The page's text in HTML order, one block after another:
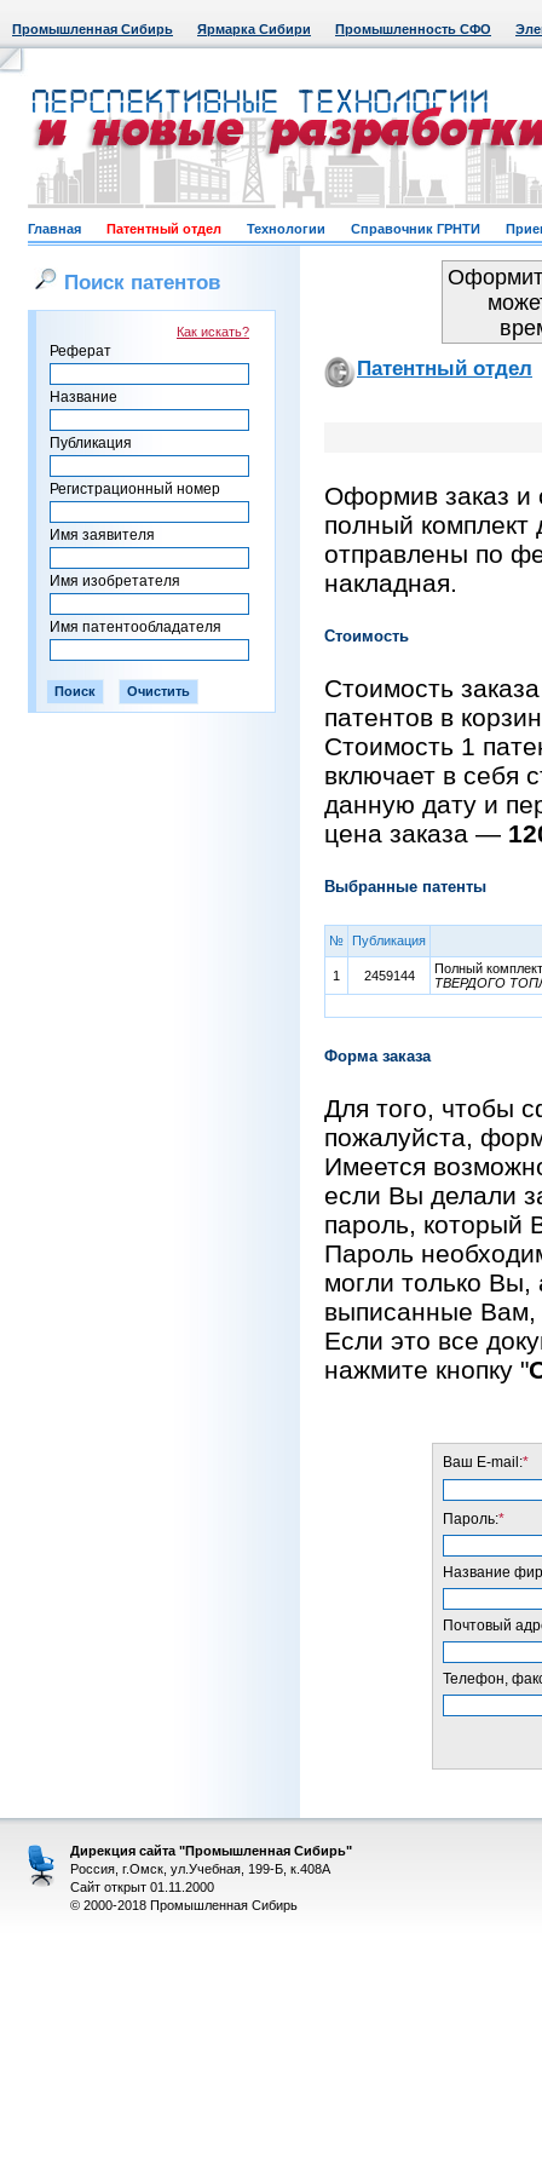
Промышленная Сибирь Ярмарка Сибири Промышленность СФО
Главная Патентный отдел Технологии Справочник ГРНТИ
Поиск патентов
Как искать?
Реферат
Название
Публикация
Регистрационный номер
Имя заявителя
Имя изобретателя
Имя патентообладателя
Патентный отдел
Оформив заказ и
полный комплект
отправлены по
накладная.
Стоимость
Стоимость
патентов в
Стоимость 1
включает в себя
данную дату и
цена заказа —
Выбранные патенты
№ Публикация
1 2459144
Полный
ТВЕРДОГО
Форма заказа
Для того, чтобы
пожалуйста,
Имеется
если Вы делали
пароль, который
Пароль
могли только Вы,
выписанные Вам,
Если это все
нажмите кнопку "
Ваш E-mail:*
Пароль:*
Название
Почтовый
Телефон,
Дирекция сайта "Промышленная Сибирь"
Россия, г.Омск, ул.Учебная, 199-Б, к.408А
Сайт открыт 01.11.2000
© 2000-2018 Промышленная Сибирь